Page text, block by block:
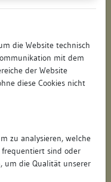
die Website technisch
mit dem
der Website
diese Cookies nicht
zu analysieren, welche
frequentiert sind oder
um die Qualität unserer
PDF herunterladen: